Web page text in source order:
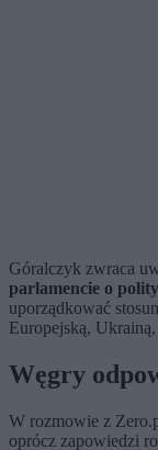
Góralczyk zwraca
parlamencie o
uporządkować
Europejską,
Węgry
W rozmowie z
oprócz zapowiedzi